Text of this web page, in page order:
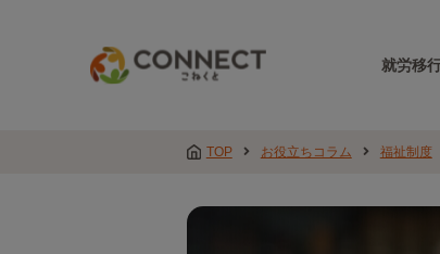
就労移
TOP お役立ちコラム 福祉制度